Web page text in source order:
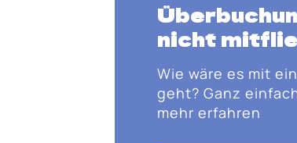
nicht
Wie wäre es mit
geht? Ganz
mehr erfahren